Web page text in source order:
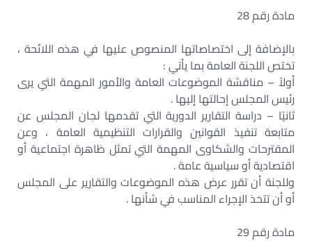
مادة رقم 28
بالإضافة إلى اختصاصاتها المنصوص عليها في هذه اللائحة ،
تختص اللجنة العامة بما يأتي :
أولاً – مناقشة الموضوعات العامة والأمور المهمة التي يرى
رئيس المجلس إحالتها إليها .
ثانيًا – دراسة التقارير الدورية التي تقدمها لجان المجلس عن
متابعة تنفيذ القوانين والقرارات التنظيمية العامة ، وعن
المقترحات والشكاوى المهمة التي تمثل ظاهرة اجتماعية أو
اقتصادية أو سياسية عامة .
وللجنة أن تقرر عرض هذه الموضوعات والتقارير على المجلس
أو أن تتخذ الإجراء المناسب في شأنها .
مادة رقم 29